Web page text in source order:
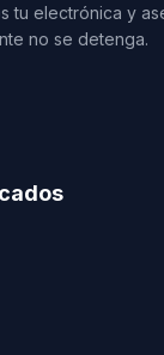
tu electrónica y
no se detenga.